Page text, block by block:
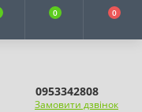
0 0
0953342808
Замовити дзвінок